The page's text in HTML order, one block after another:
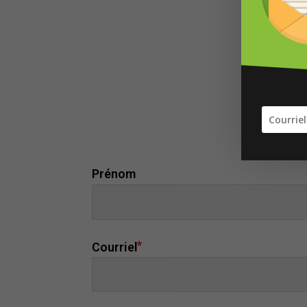
Prénom
Courriel